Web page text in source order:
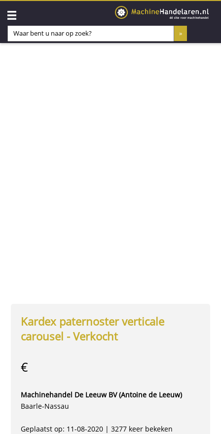
Kardex paternoster verticale
carousel - Verkocht
€
Machinehandel De Leeuw BV (Antoine de Leeuw)
Baarle-Nassau
Geplaatst op: 11-08-2020 | 3277 keer bekeken